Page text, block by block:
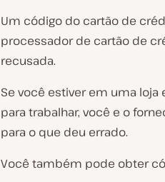
Um código do cartão de
processador de cartão de
recusada.
Se você estiver em uma
para trabalhar, você e o
para o que deu errado.
Você também pode obter